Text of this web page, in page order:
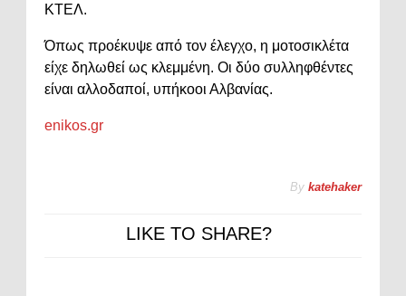
ΚΤΕΛ.
Όπως προέκυψε από τον έλεγχο, η μοτοσικλέτα
είχε δηλωθεί ως κλεμμένη. Οι δύο συλληφθέντες
είναι αλλοδαποί, υπήκοοι Αλβανίας.
enikos.gr
By katehaker
LIKE TO SHARE?